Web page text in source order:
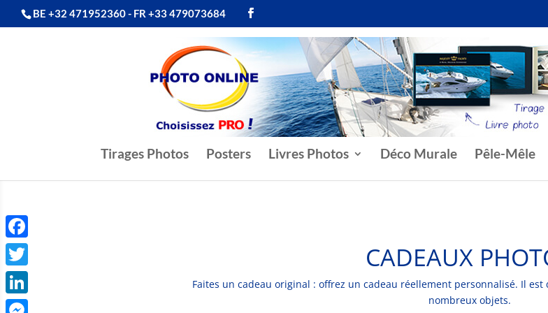
BE +32 471952360 - FR +33 479073684
Tirages Photos Posters Livres Photos Déco Murale Pêle-Mêle
CADEAUX
Faites un cadeau original : offrez un cadeau réellement personnalisé. Il
nombreux objets.
Facebook
Twitter
LinkedIn